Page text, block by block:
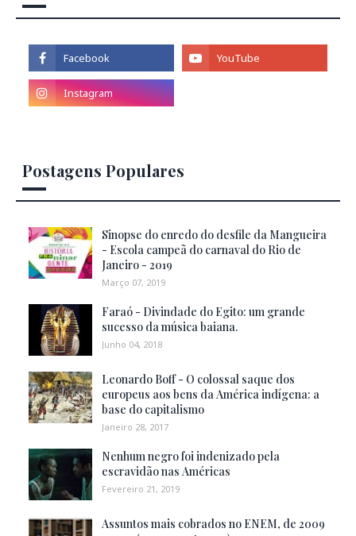
Postagens Populares
Sinopse do enredo do desfile da Mangueira
- Escola campeã do carnaval do Rio de
Janeiro - 2019
Março 07, 2019
Faraó - Divindade do Egito: um grande
sucesso da música baiana.
Junho 04, 2018
Leonardo Boff - O colossal saque dos
europeus aos bens da América indígena: a
base do capitalismo
Janeiro 28, 2017
Nenhum negro foi indenizado pela
escravidão nas Américas
Fevereiro 21, 2019
Assuntos mais cobrados no ENEM, de 2009